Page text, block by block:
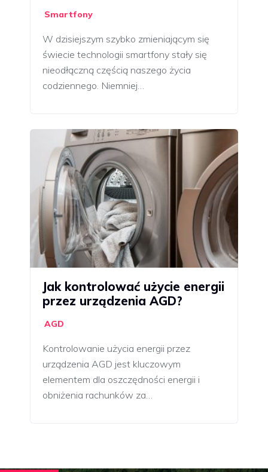
Smartfony
W dzisiejszym szybko zmieniającym się
świecie technologii smartfony stały się
nieodłączną częścią naszego życia
codziennego. Niemniej…
Jak kontrolować użycie energii
przez urządzenia AGD?
AGD
Kontrolowanie użycia energii przez
urządzenia AGD jest kluczowym
elementem dla oszczędności energii i
obniżenia rachunków za…